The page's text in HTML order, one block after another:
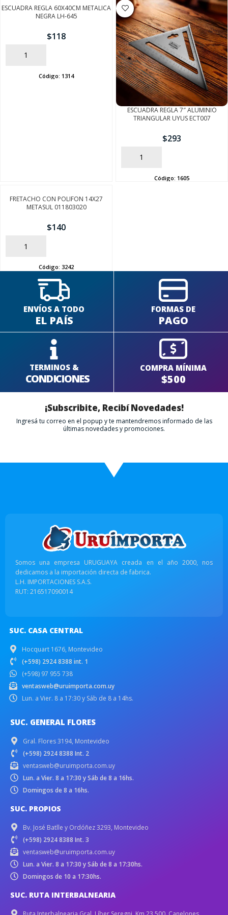
ESCUADRA REGLA 60X40CM METALICA
NEGRA LH-645
$118
AÑADIR
Código: 1314
ESCUADRA REGLA 7″ ALUMINIO
TRIANGULAR UYUS ECT007
$293
AÑADIR
Código: 1605
FRETACHO CON POLIFON 14X27
METASUL 011803020
$140
AÑADIR
Código: 3242
ENVÍOS A TODO
EL PAÍS
FORMAS DE
PAGO
TERMINOS &
CONDICIONES
COMPRA MÍNIMA
$500
¡Subscribite, Recibí Novedades!
Ingresá tu correo en el popup y te mantendremos informado de las
últimas novedades y promociones.
Somos una empresa URUGUAYA creada en el año 2000, nos
dedicamos a la importación directa de fabrica.
L.H. IMPORTACIONES S.A.S.
RUT: 216517090014
SUC. CASA CENTRAL
Hocquart 1676, Montevideo
(+598) 2924 8388 int. 1
(+598) 97 955 738
ventasweb@uruimporta.com.uy
Lun. a Vier. 8 a 17:30 y Sáb de 8 a 14hs.
SUC. GENERAL FLORES
Gral. Flores 3194, Montevideo
(+598) 2924 8388 Int. 2
ventasweb@uruimporta.com.uy
Lun. a Vier. 8 a 17:30 y Sáb de 8 a 16hs.
Domingos de 8 a 16hs.
SUC. PROPIOS
Bv. José Batlle y Ordóñez 3293, Montevideo
(+598) 2924 8388 Int. 3
ventasweb@uruimporta.com.uy
Lun. a Vier. 8 a 17:30 y Sáb de 8 a 17:30hs.
Domingos de 10 a 17:30hs.
SUC. RUTA INTERBALNEARIA
FINALIZÁ TU COMPRA